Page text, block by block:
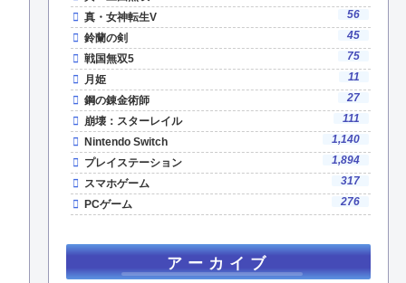
真・女神転生V
56
鈴蘭の剣
45
戦国無双5
75
月姫
11
鋼の錬金術師
27
崩壊：スターレイル
111
Nintendo Switch
1,140
プレイステーション
1,894
スマホゲーム
317
PCゲーム
276
アーカイブ